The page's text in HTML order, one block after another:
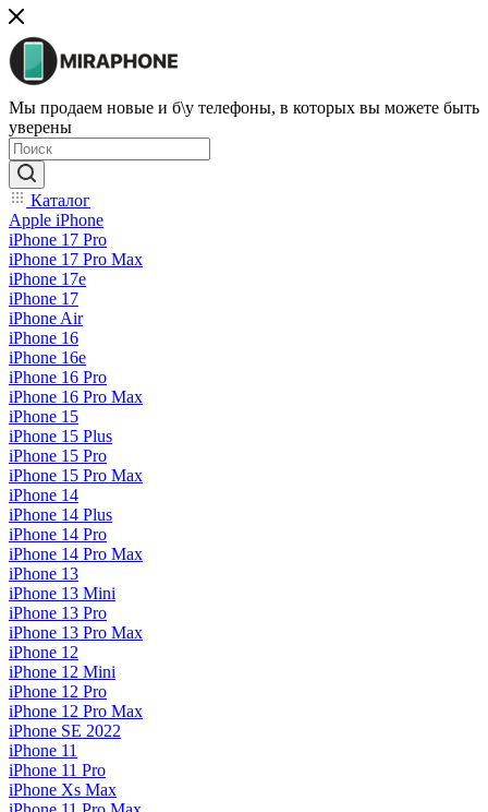
Мы продаем новые и б\у телефоны, в которых вы можете быть
уверены
Каталог
Apple iPhone
iPhone 17 Pro
iPhone 17 Pro Max
iPhone 17e
iPhone 17
iPhone Air
iPhone 16
iPhone 16e
iPhone 16 Pro
iPhone 16 Pro Max
iPhone 15
iPhone 15 Plus
iPhone 15 Pro
iPhone 15 Pro Max
iPhone 14
iPhone 14 Plus
iPhone 14 Pro
iPhone 14 Pro Max
iPhone 13
iPhone 13 Mini
iPhone 13 Pro
iPhone 13 Pro Max
iPhone 12
iPhone 12 Mini
iPhone 12 Pro
iPhone 12 Pro Max
iPhone SE 2022
iPhone 11
iPhone 11 Pro
iPhone Xs Max